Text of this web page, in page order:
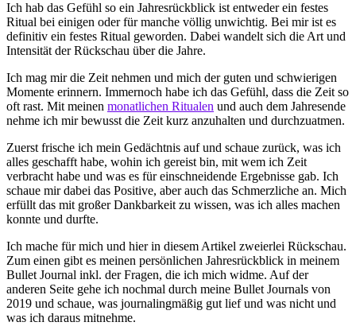
Ich hab das Gefühl so ein Jahresrückblick ist entweder ein festes
Ritual bei einigen oder für manche völlig unwichtig. Bei mir ist es
definitiv ein festes Ritual geworden. Dabei wandelt sich die Art und
Intensität der Rückschau über die Jahre.
Ich mag mir die Zeit nehmen und mich der guten und schwierigen
Momente erinnern. Immernoch habe ich das Gefühl, dass die Zeit so
oft rast. Mit meinen monatlichen Ritualen und auch dem Jahresende
nehme ich mir bewusst die Zeit kurz anzuhalten und durchzuatmen.
Zuerst frische ich mein Gedächtnis auf und schaue zurück, was ich
alles geschafft habe, wohin ich gereist bin, mit wem ich Zeit
verbracht habe und was es für einschneidende Ergebnisse gab. Ich
schaue mir dabei das Positive, aber auch das Schmerzliche an. Mich
erfüllt das mit großer Dankbarkeit zu wissen, was ich alles machen
konnte und durfte.
Ich mache für mich und hier in diesem Artikel zweierlei Rückschau.
Zum einen gibt es meinen persönlichen Jahresrückblick in meinem
Bullet Journal inkl. der Fragen, die ich mich widme. Auf der
anderen Seite gehe ich nochmal durch meine Bullet Journals von
2019 und schaue, was journalingmäßig gut lief und was nicht und
was ich daraus mitnehme.